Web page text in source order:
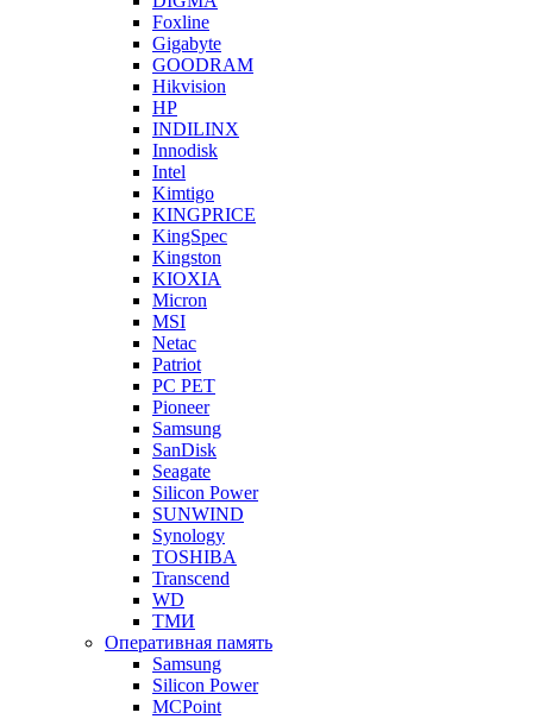
Foxline
Gigabyte
GOODRAM
Hikvision
HP
INDILINX
Innodisk
Intel
Kimtigo
KINGPRICE
KingSpec
Kingston
KIOXIA
Micron
MSI
Netac
Patriot
PC PET
Pioneer
Samsung
SanDisk
Seagate
Silicon Power
SUNWIND
Synology
TOSHIBA
Transcend
WD
ТМИ
Оперативная память
Samsung
Silicon Power
MCPoint